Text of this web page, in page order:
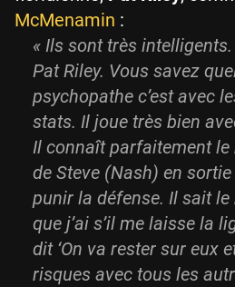
McMenamin :
« Ils sont très
Pat Riley. Vous savez
psychopathe c’est avec
stats. Il joue très bien
Il connaît parfaitement
de Steve (Nash) en
punir la défense. Il sait
que j’ai s’il me laisse la
dit ‘On va rester sur eux
risques avec tous les